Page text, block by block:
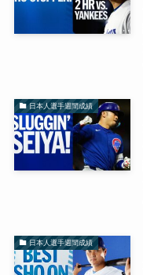
日本人選手週間成績
日本人選手週間成績